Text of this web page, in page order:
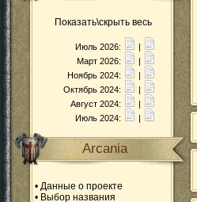
Показать\скрыть весь
Июль 2026:
|
Март 2026:
|
Ноябрь 2024:
|
Октябрь 2024:
|
Август 2024:
|
Июль 2024:
|
Arcania
• Данные о проекте
• Выбор названия